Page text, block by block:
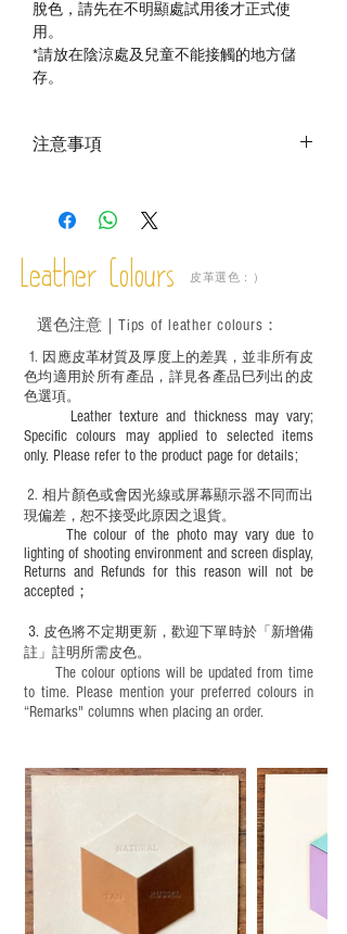
脫色，請先在不明顯處試用後才正式使
用。
*請放在陰涼處及兒童不能接觸的地方儲
存。
注意事項
Leather Colours 皮革選色：）
1. ​ 因應皮革材質及厚度上的差異，並非所有皮
色均適用於所有產品，詳見各產品巳列出的皮
色選項。
Leather texture and thickness may vary;
Specific colours may applied to selected items
only. Please refer to the product page for details;
​2.相片顏色或會因光線或屏幕顯示器不同而出
現偏差，恕不接受此原因之退貨。
The colour of the photo may vary due to
lighting of shooting environment and screen display,
Returns and Refunds for this reason will not be
accepted；
3. 皮色將不定期更新，歡迎下單時於「新增備
註」註明 所需皮色。
The colour options will be updated from time
to time. Please mention your preferred colours in
“Remarks" columns when placing an order.
選色注意｜ Tips of leather colours ：